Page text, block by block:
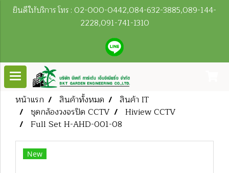
ยินดีให้บริการ โทร : 02-000-0442,084-632-3885,089-144-
2228,091-741-1310
หน้าแรก สินค้าทั้งหมด
สินค้า IT
ชุดกล้องวงจรปิด CCTV
Hiview CCTV
Full Set H-AHD-001-08
New